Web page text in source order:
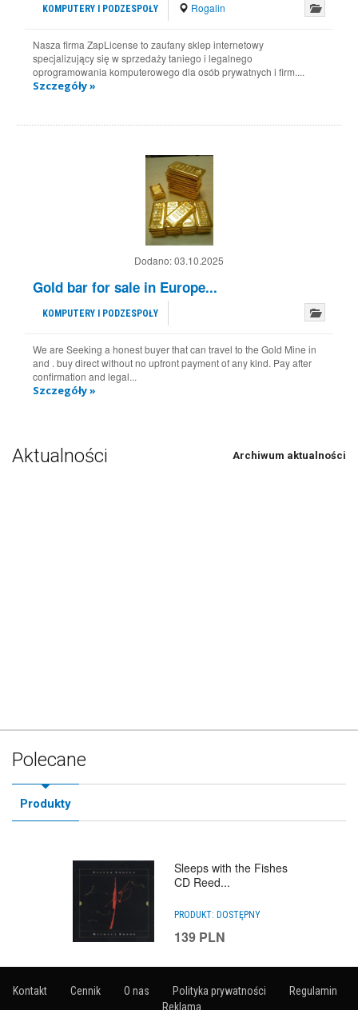
KOMPUTERY I PODZESPOŁY Rogalin
Nasza firma ZapLicense to zaufany sklep internetowy
specjalizujący się w sprzedaży taniego i legalnego
oprogramowania komputerowego dla osób prywatnych i firm....
Szczegóły »
Dodano:03.10.2025
Gold bar for sale in Europe...
KOMPUTERY I PODZESPOŁY
We are Seeking a honest buyer that can travel to the Gold Mine in
and . buy direct without no upfront payment of any kind. Pay after
confirmation and legal...
Szczegóły »
Aktualności Archiwum aktualności
Polecane
Produkty
Sleeps with the Fishes
CD Reed...
PRODUKT: DOSTĘPNY
139 PLN
Kontakt Cennik O nas Polityka prywatności
Regulamin
Reklama